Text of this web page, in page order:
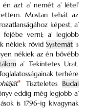
azt a’ nemét a’ létel’
Mostan tehát az
képest, a’
verni; a’ legjobb
nékiek rövid Systemát’s
nékiek az én bővébb
a’ Tekíntetes Urat,
terhére
* Tiszteletes Budai
eddig még legjobb a’
is 1796-ig kivagynak